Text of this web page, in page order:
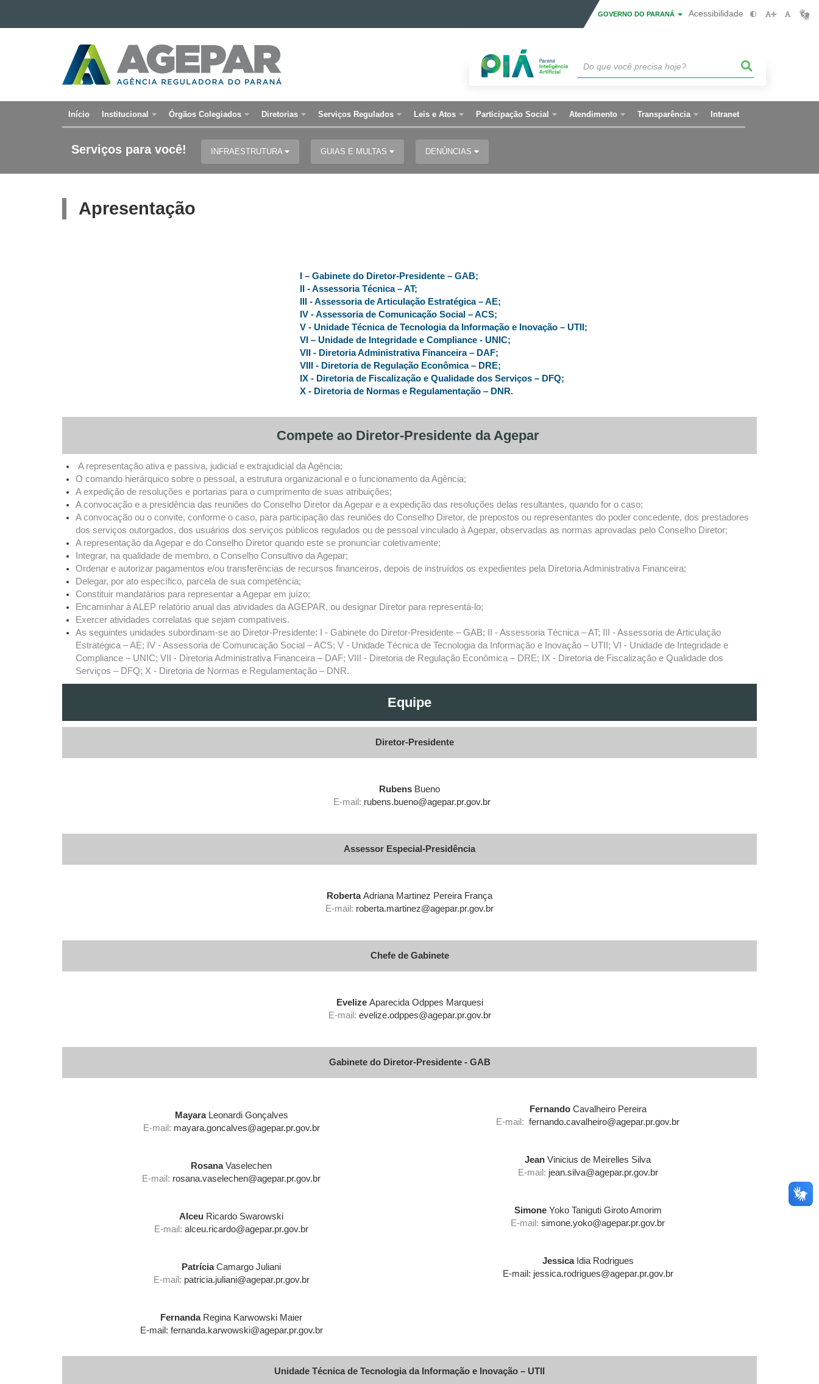
Ir para a navegação
GOVERNO DO PARANÁ Acessibilidade
AGÊNCIA
REGULADORA
DO
Navegação
principal
Início Institucional Órgãos Colegiados Diretorias Serviços Regulados Leis e Atos Participação Social Atendimento Transparência Intranet
Serviços para você! INFRAESTRUTURA GUIAS E MULTAS DENÚNCIAS
Apresentação
I – Gabinete do Diretor-Presidente – GAB;
II - Assessoria Técnica – AT;
III - Assessoria de Articulação Estratégica – AE;
IV - Assessoria de Comunicação Social – ACS;
V - Unidade Técnica de Tecnologia da Informação e Inovação – UTII;
VI – Unidade de Integridade e Compliance - UNIC;
VII - Diretoria Administrativa Financeira – DAF;
VIII - Diretoria de Regulação Econômica – DRE;
IX - Diretoria de Fiscalização e Qualidade dos Serviços – DFQ;
X - Diretoria de Normas e Regulamentação – DNR.
Compete ao Diretor-Presidente da Agepar
A representação ativa e passiva, judicial e extrajudicial da Agência;
O comando hierárquico sobre o pessoal, a estrutura organizacional e o funcionamento da Agência;
A expedição de resoluções e portarias para o cumprimento de suas atribuições;
A convocação e a presidência das reuniões do Conselho Diretor da Agepar e a expedição das resoluções delas resultantes, quando for o caso;
A convocação ou o convite, conforme o caso, para participação das reuniões do Conselho Diretor, de prepostos ou representantes do poder concedente, dos prestadores
dos serviços outorgados, dos usuários dos serviços públicos regulados ou de pessoal vinculado à Agepar, observadas as normas aprovadas pelo Conselho Diretor;
A representação da Agepar e do Conselho Diretor quando este se pronunciar coletivamente;
Integrar, na qualidade de membro, o Conselho Consultivo da Agepar;
Ordenar e autorizar pagamentos e/ou transferências de recursos financeiros, depois de instruídos os expedientes pela Diretoria Administrativa Financeira;
Delegar, por ato específico, parcela de sua competência;
Constituir mandatários para representar a Agepar em juízo;
Encaminhar à ALEP relatório anual das atividades da AGEPAR, ou designar Diretor para representá-lo;
Exercer atividades correlatas que sejam compatíveis.
As seguintes unidades subordinam-se ao Diretor-Presidente: I - Gabinete do Diretor-Presidente – GAB; II - Assessoria Técnica – AT; III - Assessoria de Articulação
Estratégica – AE; IV - Assessoria de Comunicação Social – ACS; V - Unidade Técnica de Tecnologia da Informação e Inovação – UTII; VI - Unidade de Integridade e
Compliance – UNIC; VII - Diretoria Administrativa Financeira – DAF; VIII - Diretoria de Regulação Econômica – DRE; IX - Diretoria de Fiscalização e Qualidade dos
Serviços – DFQ; X - Diretoria de Normas e Regulamentação – DNR.
Equipe
Diretor-Presidente
Rubens Bueno
E-mail: rubens.bueno@agepar.pr.gov.br
Assessor Especial-Presidência
RobertaAdriana Martinez Pereira França
E-mail: roberta.martinez@agepar.pr.gov.br
Chefe de Gabinete
Evelize Aparecida Odppes Marquesi
E-mail: evelize.odppes@agepar.pr.gov.br
Gabinete do Diretor-Presidente - GAB
MayaraLeonardi Gonçalves
E-mail: mayara.goncalves@agepar.pr.gov.br
RosanaVaselechen
E-mail: rosana.vaselechen@agepar.pr.gov.br
Alceu Ricardo Swarowski
E-mail: alceu.ricardo@agepar.pr.gov.br
PatríciaCamargo Juliani
E-mail: patricia.juliani@agepar.pr.gov.br
FernandaRegina Karwowski Maier
E-mail: fernanda.karwowski@agepar.pr.gov.br
Fernando Cavalheiro Pereira
E-mail: fernando.cavalheiro@agepar.pr.gov.br
Jean Vinicius de Meirelles Silva
E-mail: jean.silva@agepar.pr.gov.br
SimoneYoko Taniguti Giroto Amorim
E-mail: simone.yoko@agepar.pr.gov.br
JessicaIdia Rodrigues
E-mail: jessica.rodrigues@agepar.pr.gov.br
Unidade Técnica de Tecnologia da Informação e Inovação – UTII